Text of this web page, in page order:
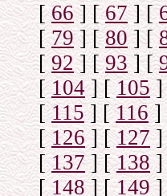
[66] [67] [
[79] [80] [
[92] [93] [
[104] [105]
[115] [116]
[126] [127]
[137] [138]
[148] [149]